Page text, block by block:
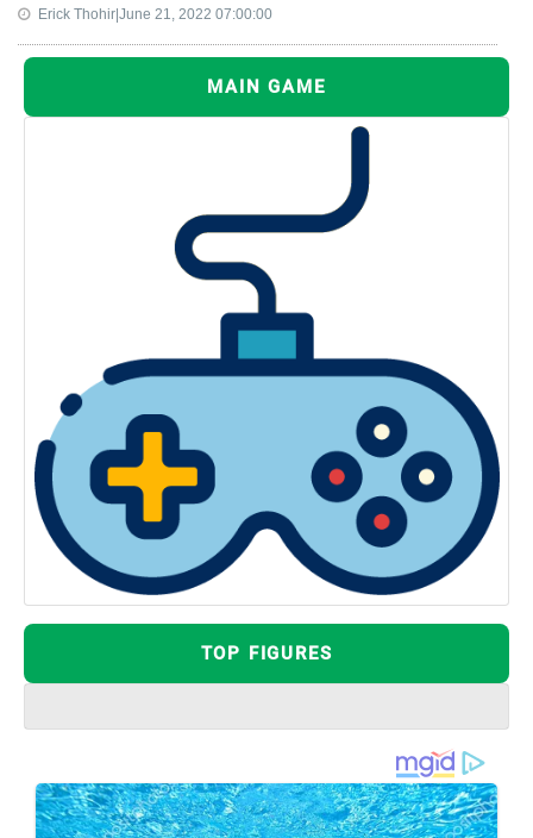
Erick Thohir|June 21, 2022 07:00:00
MAIN GAME
TOP FIGURES